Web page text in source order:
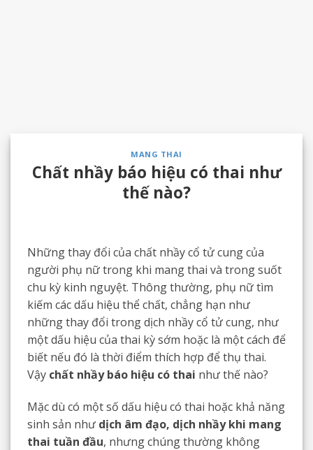
MANG THAI
Chất nhầy báo hiệu có thai như
thế nào?
Những thay đổi của chất nhầy cổ tử cung của
người phụ nữ trong khi mang thai và trong suốt
chu kỳ kinh nguyệt. Thông thường, phụ nữ tìm
kiếm các dấu hiệu thể chất, chẳng hạn như
những thay đổi trong dịch nhầy cổ tử cung, như
một dấu hiệu của thai kỳ sớm hoặc là một cách để
biết nếu đó là thời điểm thích hợp để thụ thai.
Vậy chất nhầy báo hiệu có thai như thế nào?
Mặc dù có một số dấu hiệu có thai hoặc khả năng
sinh sản như dịch âm đạo, dịch nhầy khi mang
thai tuần đầu, nhưng chúng thường không